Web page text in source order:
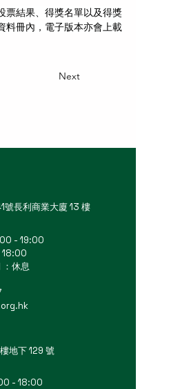
票結果、得獎名單以及得獎
料冊內，電子版本亦會上載
Next
號長利商業大廈 13 樓
- 19:00
18:00
：休息
地下 129 號
- 18:00